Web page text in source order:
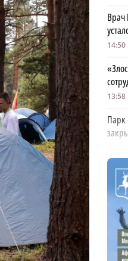
×
Врач
14:50
13:58
Парк
13:00
У
12:48